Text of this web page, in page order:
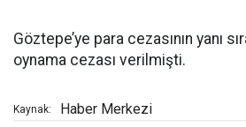
Göztepe’ye para cezasının yanı
oynama cezası verilmişti.
Kaynak: Haber Merkezi